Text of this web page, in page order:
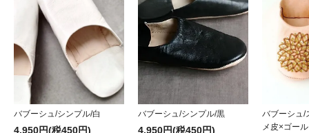
バブーシュ/シンプル/白
4,950円(税450円)
バブーシュ/シンプル/黒
4,950円(税450円)
バブーシュ/
メ皮×ゴー